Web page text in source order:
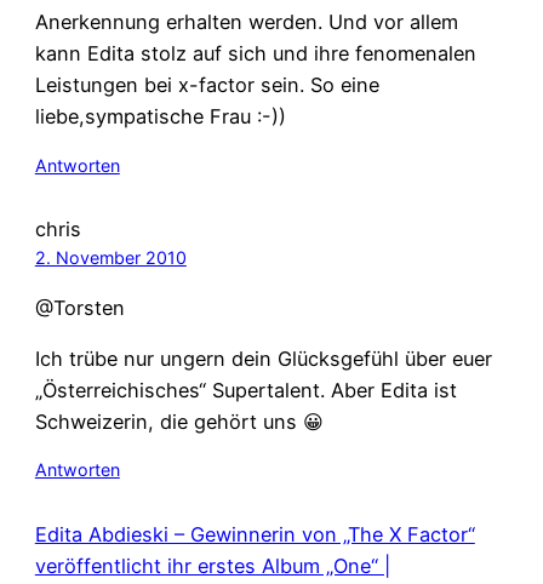
Anerkennung erhalten werden. Und vor allem
kann Edita stolz auf sich und ihre fenomenalen
Leistungen bei x-factor sein. So eine
liebe,sympatische Frau :-))
Antworten
chris
2. November 2010
@Torsten
Ich trübe nur ungern dein Glücksgefühl über euer
„Österreichisches“ Supertalent. Aber Edita ist
Schweizerin, die gehört uns 😀
Antworten
Edita Abdieski – Gewinnerin von „The X Factor“
veröffentlicht ihr erstes Album „One“ |